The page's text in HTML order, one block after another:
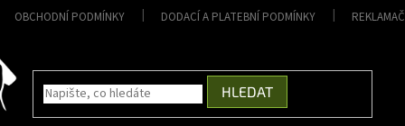
OBCHODNÍ PODMÍNKY DODACÍ A PLATEBNÍ PODMÍNKY
HLEDAT